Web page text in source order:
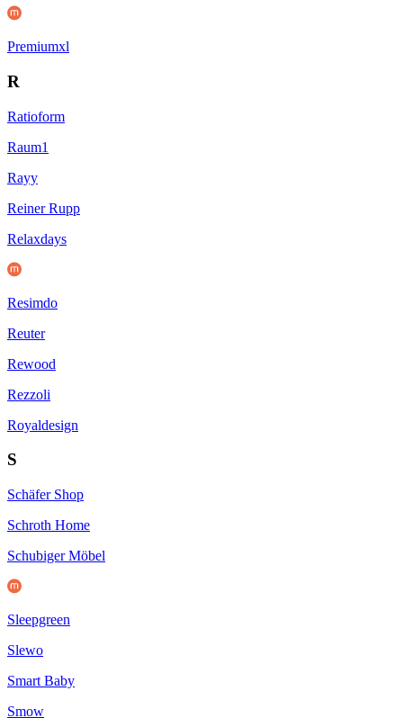
Premiumxl
R
Ratioform
Raum1
Rayy
Reiner Rupp
Relaxdays
Resimdo
Reuter
Rewood
Rezzoli
Royaldesign
S
Schäfer Shop
Schroth Home
Schubiger Möbel
Sleepgreen
Slewo
Smart Baby
Smow